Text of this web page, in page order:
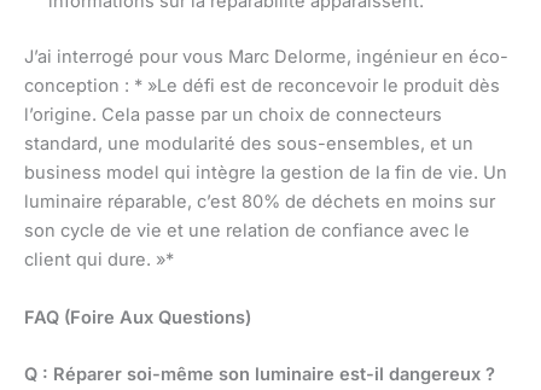
J’ai interrogé pour vous Marc Delorme, ingénieur en éco-
conception : * »Le défi est de reconcevoir le produit dès
l’origine. Cela passe par un choix de connecteurs
standard, une modularité des sous-ensembles, et un
business model qui intègre la gestion de la fin de vie. Un
luminaire réparable, c’est 80% de déchets en moins sur
son cycle de vie et une relation de confiance avec le
client qui dure. »*
FAQ (Foire Aux Questions)
Q : Réparer soi-même son luminaire est-il dangereux ?